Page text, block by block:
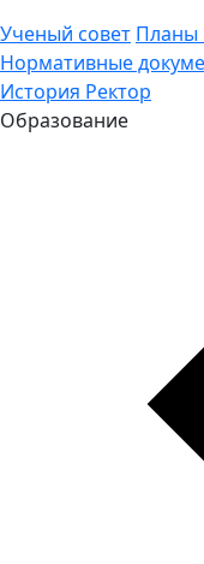
Ученый совет Планы
Нормативные
История Ректор
Образование